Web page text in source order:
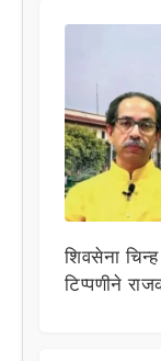
शिवसेना
टिप्पणीने